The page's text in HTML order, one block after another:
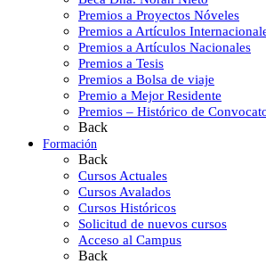
Premios a Proyectos Nóveles
Premios a Artículos
Premios a Artículos Nacionales
Premios a Tesis
Premios a Bolsa de viaje
Premio a Mejor Residente
Premios – Histórico de
Back
Formación
Back
Cursos Actuales
Cursos Avalados
Cursos Históricos
Solicitud de nuevos cursos
Acceso al Campus
Back